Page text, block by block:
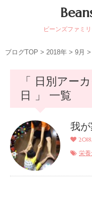
ビーンズファミ
ブログTOP > 2018年 > 9月 >
「 日別アー
日 」 一覧
我が
栄